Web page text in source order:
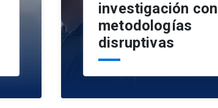
investigación con
metodologías
disruptivas